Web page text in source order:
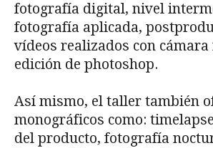
fotografía digital, nivel
fotografía aplicada,
vídeos realizados con cámara
edición de photoshop.
Así mismo, el taller también
monográficos como:
del producto, fotografía